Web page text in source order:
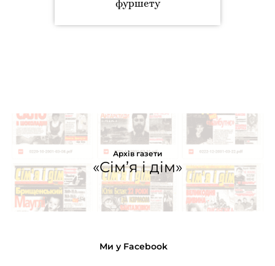
фуршету
Архів газети
«Сім’я і дім»
Ми у Facebook